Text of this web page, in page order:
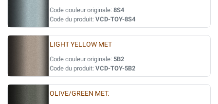
Code couleur originale: 8S4
Code du produit: VCD-TOY-8S4
LIGHT YELLOW MET
Code couleur originale: 5B2
Code du produit: VCD-TOY-5B2
OLIVE/GREEN MET.